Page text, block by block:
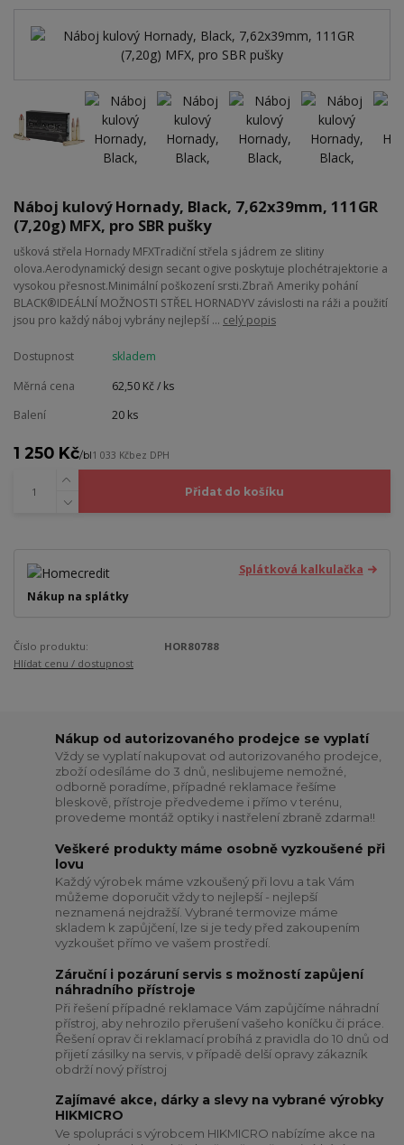
Náboj kulový Hornady, Black, 7,62x39mm, 111GR
(7,20g) MFX, pro SBR pušky
ušková střela Hornady MFXTradiční střela s jádrem ze slitiny
olova.Aerodynamický design secant ogive poskytuje plochétrajektorie a
vysokou přesnost.Minimální poškození srsti.Zbraň Ameriky pohání
BLACK®IDEÁLNÍ MOŽNOSTI STŘEL HORNADYV závislosti na ráži a použití
jsou pro každý náboj vybrány nejlepší ... celý popis
Dostupnost
skladem
Měrná cena
62,50 Kč / ks
Balení
20 ks
1 250 Kč/bl1 033 Kčbez DPH
Přidat do košíku
Splátková kalkulačka
Nákup na splátky
Číslo produktu:
HOR80788
Hlídat cenu / dostupnost
Nákup od autorizovaného prodejce se vyplatí
Vždy se vyplatí nakupovat od autorizovaného prodejce,
zboží odesíláme do 3 dnů, neslibujeme nemožné,
odborně poradíme, případné reklamace řešíme
bleskově, přístroje předvedeme i přímo v terénu,
provedeme montáž optiky i nastřelení zbraně zdarma!!
Veškeré produkty máme osobně vyzkoušené při
lovu
Každý výrobek máme vzkoušený při lovu a tak Vám
můžeme doporučit vždy to nejlepší - nejlepší
neznamená nejdražší. Vybrané termovize máme
skladem k zapůjčení, lze si je tedy před zakoupením
vyzkoušet přímo ve vašem prostředí.
Záruční i pozáruní servis s možností zapůjení
náhradního přístroje
Při řešení případné reklamace Vám zapůjčíme náhradní
přístroj, aby nehrozilo přerušení vašeho koníčku či práce.
Řešení oprav či reklamací probíhá z pravidla do 10 dnů od
přijetí zásilky na servis, v případě delší opravy zákazník
obdrží nový přístroj
Zajímavé akce, dárky a slevy na vybrané výrobky
HIKMICRO
Ve spolupráci s výrobcem HIKMICRO nabízíme akce na